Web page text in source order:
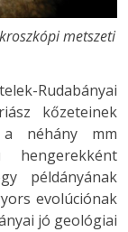
metszeti
Rudabányai
kőzeteinek
a néhány mm
példányának
evolúciónak
jó geológiai